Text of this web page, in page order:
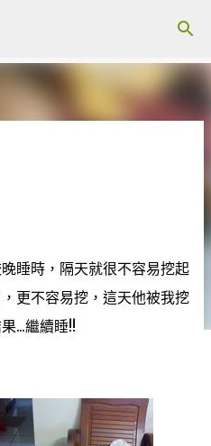
要內容
睡時，隔天就很不容易挖起
更不容易挖，這天他被我挖
...繼續睡!!